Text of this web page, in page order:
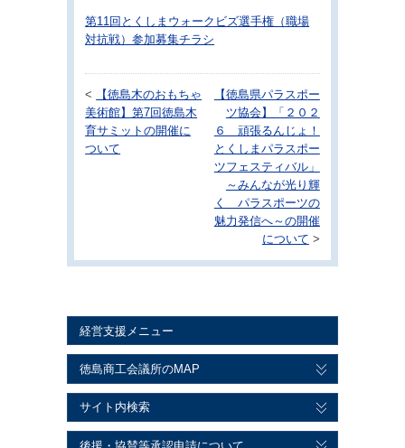
第11回とくしまウォークビズ選手権（職場
対抗戦）参加募集チラシ
<
【徳島木のおもちゃ
美術館】第7回徳島木
育サミットの開催に
ついて
【徳島県パラスポー
ツ協会】「２０２
６ 頑張るんじょ！
とくしまパラスポー
ツフェスティバル」
～みんなが光り輝
く パラスポーツの
魅力発信へ～の開催
について >
経営支援メニュー
徳島商工会議所のMAP
サイト内検索